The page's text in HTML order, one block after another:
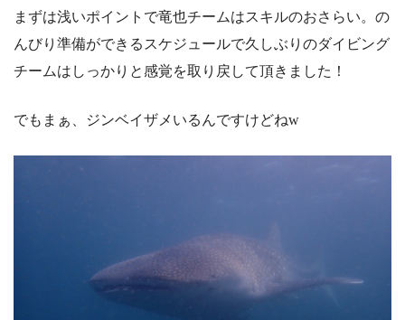
まずは浅いポイントで竜也チームはスキルのおさらい。の
んびり準備ができるスケジュールで久しぶりのダイビング
チームはしっかりと感覚を取り戻して頂きました！
でもまぁ、ジンベイザメいるんですけどねw